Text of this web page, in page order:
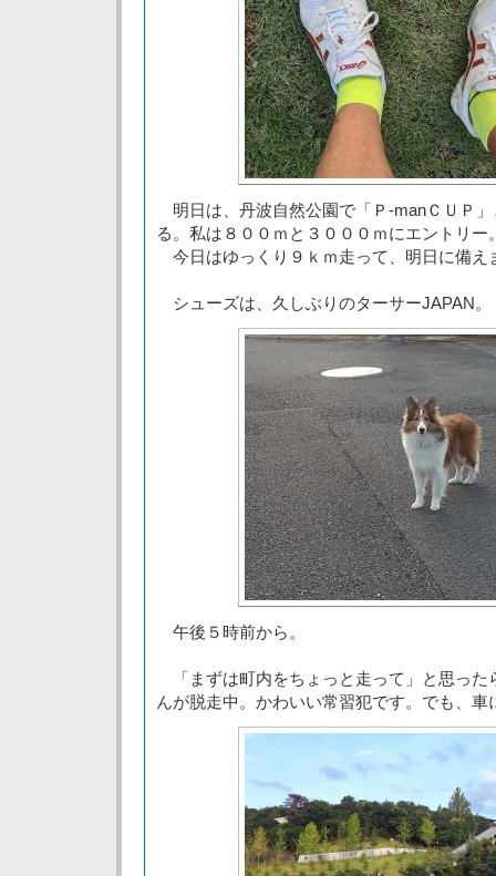
明日は、丹波自然公園で「Ｐ-manＣＵＰ
る。私は８００ｍと３０００ｍにエントリー
今日はゆっくり９ｋｍ走って、明日に備え
シューズは、久しぶりのターサーJAPAN。
午後５時前から。
「まずは町内をちょっと走って」と思った
んが脱走中。かわいい常習犯です。でも、車